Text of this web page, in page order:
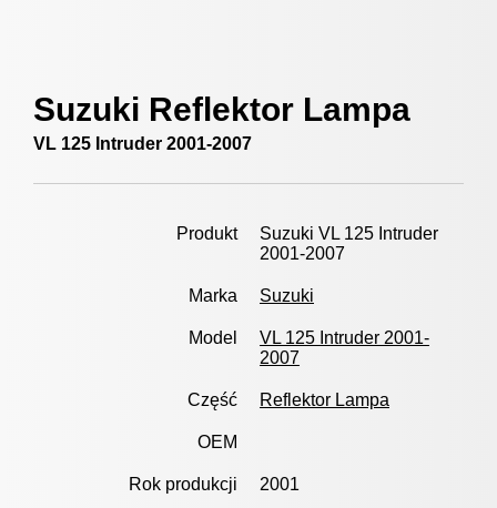
Suzuki Reflektor Lampa
VL 125 Intruder 2001-2007
Produkt
Suzuki VL 125 Intruder
2001-2007
Marka Suzuki
Model
VL 125 Intruder 2001-
2007
Część Reflektor Lampa
OEM
Rok produkcji 2001